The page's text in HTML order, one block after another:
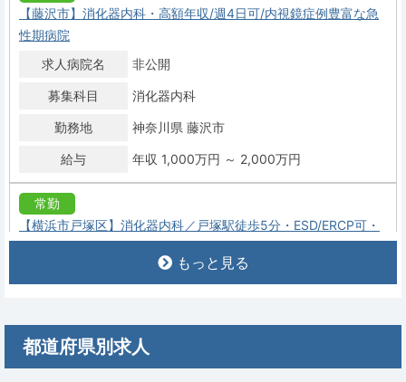
【藤沢市】消化器内科・高額年収/週4日可/内視鏡症例豊富な急
性期病院
求人病院名
非公開
募集科目 消化器内科
勤務地 神奈川県 藤沢市
給与 年収 1,000万円 ～ 2,000万円
常勤
【横浜市戸塚区】消化器内科／戸塚駅徒歩5分・ESD/ERCP可・
戸塚共立第1病院
勤務地 神奈川県 横浜市戸塚区
給与 年収 1,000万円 ～ 2,000万円
もっと見る
都道府県別求人